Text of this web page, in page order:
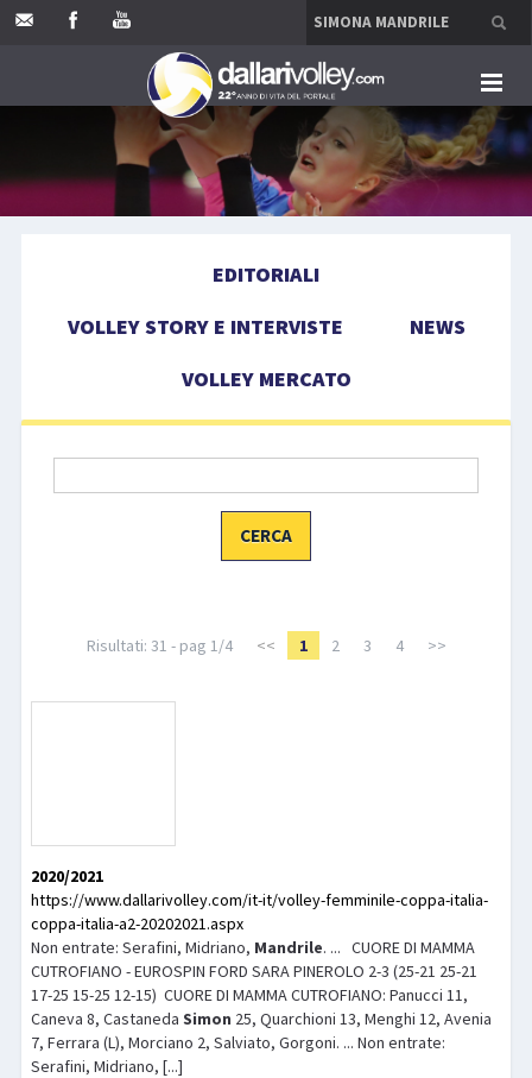
HOME
COMPETIZIONI
EVENTI
EDITORIALI
VOLLEY STORY E INTERVISTE
NEWS
VOLLEY MERCATO
Risultati: 31 - pag 1/4 << 1 2 3 4 >>
2020/2021
https://www.dallarivolley.com/it-it/volley-femminile-coppa-italia-
coppa-italia-a2-20202021.aspx
Non entrate: Serafini, Midriano, Mandrile. ... CUORE DI MAMMA
CUTROFIANO - EUROSPIN FORD SARA PINEROLO 2-3 (25-21 25-21
17-25 15-25 12-15) CUORE DI MAMMA CUTROFIANO: Panucci 11,
Caneva 8, CastanedaSimon 25, Quarchioni 13, Menghi 12, Avenia
7, Ferrara (L), Morciano 2, Salviato, Gorgoni. ... Non entrate:
Serafini, Midriano, [...]